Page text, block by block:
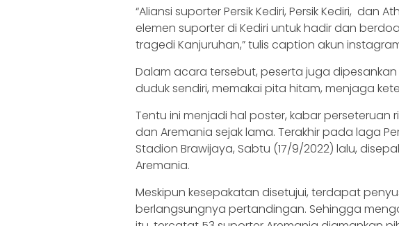
“Aliansi suporter Persik Kediri, Persik Kediri, dan
elemen suporter di Kediri untuk hadir dan
tragedi Kanjuruhan,” tulis caption akun
Dalam acara tersebut, peserta juga
duduk sendiri, memakai pita hitam, menjaga
Tentu ini menjadi hal poster, kabar perseteruan
dan Aremania sejak lama. Terakhir pada laga
Stadion Brawijaya, Sabtu (17/9/2022) lalu,
Aremania.
Meskipun kesepakatan disetujui, terdapat
berlangsungnya pertandingan. Sehingga